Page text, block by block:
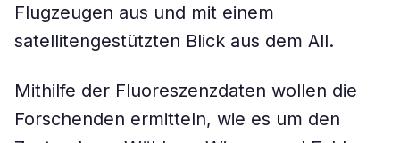
Flugzeugen aus und mit einem
satellitengestützten Blick aus dem All.
Mithilfe der Fluoreszenzdaten wollen die
Forschenden ermitteln, wie es um den